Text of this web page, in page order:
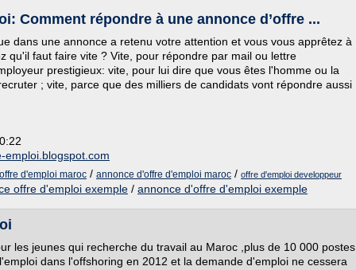
Comment répondre à une annonce d’offre ...
dans une annonce a retenu votre attention et vous vous apprêtez à
qu'il faut faire vite ? Vite, pour répondre par mail ou lettre
prestigieux: vite, pour lui dire que vous êtes l'homme ou la
; vite, parce que des milliers de candidats vont répondre aussi
emploi.blogspot.com
d'emploi maroc / annonce d'offre d'emploi maroc / offre d'emploi developpeur
offre d'emploi exemple / annonce d'offre d'emploi exemple
les jeunes qui recherche du travail au Maroc ,plus de 10 000 postes
dans l'offshoring en 2012 et la demande d'emploi ne cessera